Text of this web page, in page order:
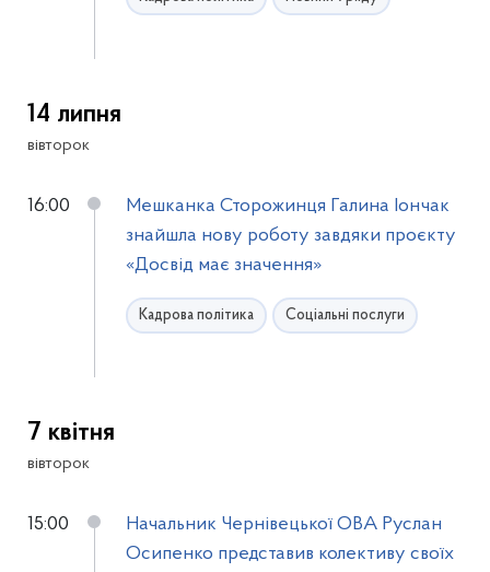
14 липня
вівторок
16:00
Мешканка Сторожинця Галина Іончак
знайшла нову роботу завдяки проєкту
«Досвід має значення»
Кадрова політика Соціальні послуги
7 квітня
вівторок
15:00
Начальник Чернівецької ОВА Руслан
Осипенко представив колективу своїх